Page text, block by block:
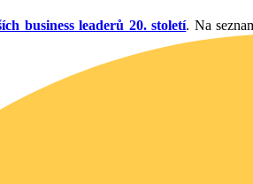
business leaderů 20. století. Na